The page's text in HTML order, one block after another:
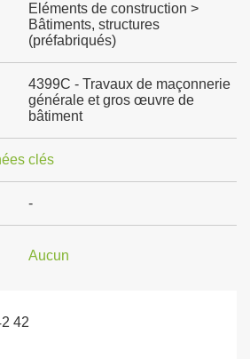
Eléments de construction >
Bâtiments, structures
(préfabriqués)
4399C - Travaux de maçonnerie
générale et gros œuvre de
bâtiment
clés
-
Aucun
42